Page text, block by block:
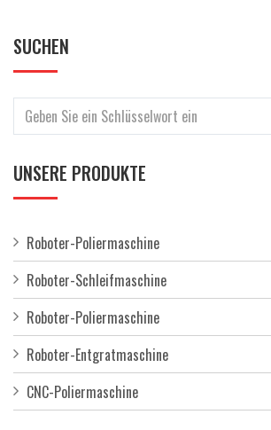
SUCHEN
UNSERE PRODUKTE
Roboter-Poliermaschine
Roboter-Schleifmaschine
Roboter-Poliermaschine
Roboter-Entgratmaschine
CNC-Poliermaschine